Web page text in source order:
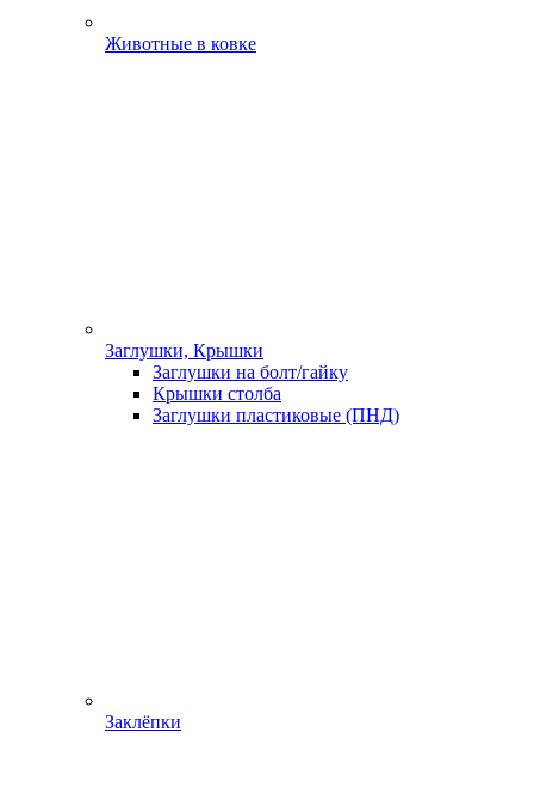
Животные в ковке
Заглушки, Крышки
Заглушки на болт/гайку
Крышки столба
Заглушки пластиковые (ПНД)
Заклёпки